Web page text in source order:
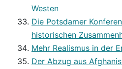
Westen
Die Potsdamer
historischen
Mehr Realismus in der
Der Abzug aus